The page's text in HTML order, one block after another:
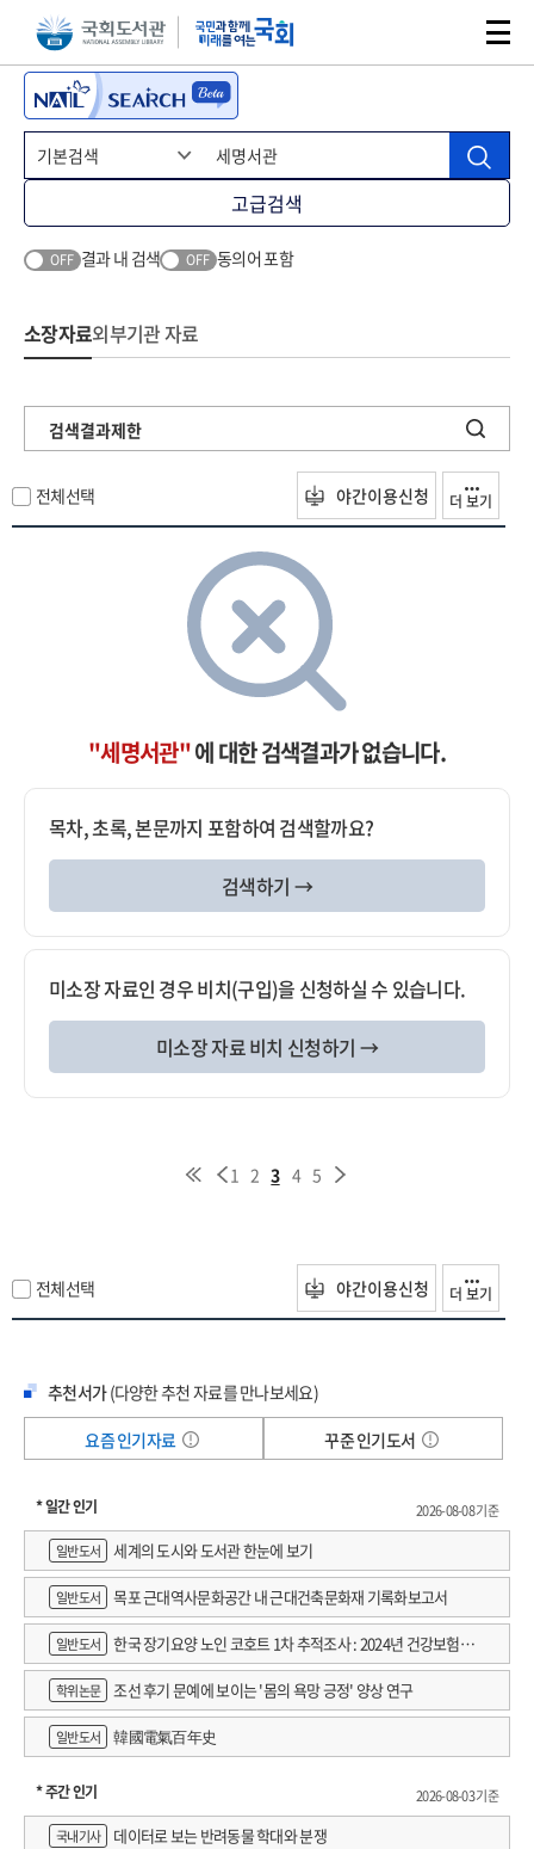
본문 바로가기주메뉴 바로가기
고급검색
OFF 결과 내 검색 OFF 동의어 포함
소장자료외부기관 자료
검색결과제한
전체선택 야간이용신청 더 보기
"세명서관"에 대한 검색결과가 없습니다.
목차, 초록, 본문까지 포함하여 검색할까요?
검색하기 →
미소장 자료인 경우 비치(구입)을 신청하실 수 있습니다.
미소장 자료 비치 신청하기 →
1 2 3 4 5
전체선택 야간이용신청 더 보기
추천서가(다양한 추천 자료를 만나보세요)
요즘 인기자료
꾸준 인기도서
* 일간 인기
2026-08-08 기준
일반도서
세계의 도시와 도서관 한눈에 보기
일반도서 목포 근대역사문화공간 내 근대건축문화재 기록화보고서
일반도서
한국 장기요양 노인 코호트 1차 추적조사 : 2024년 건강보험연
구원 정규연구보고서
학위논문 조선 후기 문예에 보이는 '몸의 욕망 긍정' 양상 연구
일반도서 韓國電氣百年史
* 주간 인기
2026-08-03 기준
국내기사
데이터로 보는 반려동물 학대와 분쟁